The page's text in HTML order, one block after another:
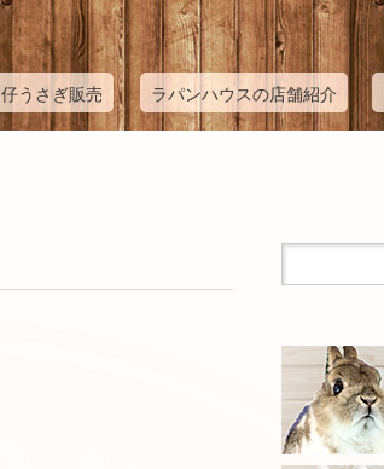
仔うさぎ販売 ラパンハウスの店舗紹介